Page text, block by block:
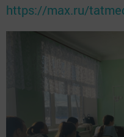
https://max.ru/